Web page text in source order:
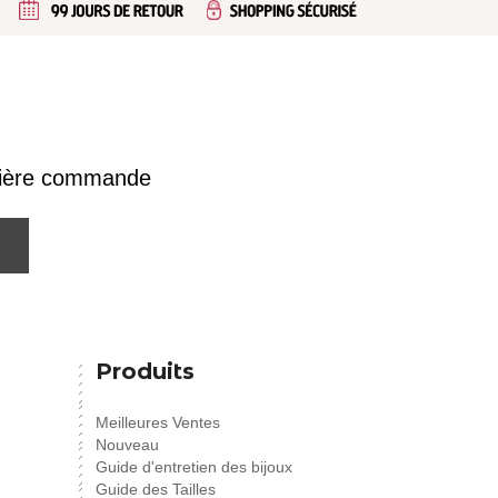
commande
Produits
Meilleures Ventes
Nouveau
Guide d'entretien des bijoux
Guide des Tailles